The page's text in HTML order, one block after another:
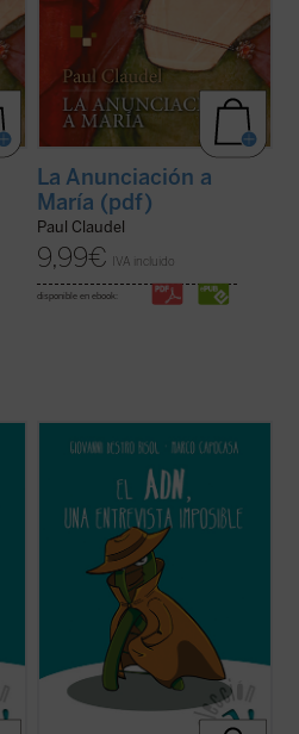
La Anunciación a
María (pdf)
Paul Claudel
9,99€ IVA incluido
disponible en ebook:
Más allá de su aparente popularidad, ¿qué
sabemos realmente del ADN y del itinerario
científico que lo ha convertido en un icono
de la biología? Quizá alguna cosa, pero
probablemente no lo que más merece la
pena conocer de él.
(ver ficha)